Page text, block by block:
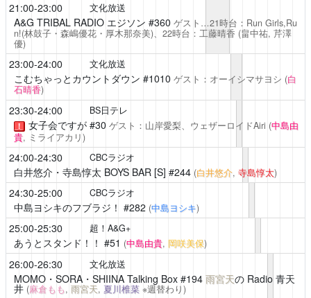
21:00-23:00 文化放送
A&G TRIBAL RADIO エジソン #360 ゲスト…21時台：Run Girls,Ru
n!(林鼓子・森嶋優花・厚木那奈美)、22時台：工藤晴香 (畠中祐, 芹澤
優)
23:00-24:00 文化放送
こむちゃっとカウントダウン #1010 ゲスト：オーイシマサヨシ (白
石晴香)
23:30-24:00 BS日テレ
！ 女子会ですが#30 ゲスト：山岸愛梨、ウェザーロイドAiri (中島由
貴, ミライアカリ)
24:00-24:30 CBCラジオ
白井悠介・寺島惇太 BOYS BAR [S] #244 (白井悠介, 寺島惇太)
24:30-25:00 CBCラジオ
中島ヨシキのフブラジ！ #282 (中島ヨシキ)
25:00-25:30 超！A&G+
あうとスタンド！！ #51 (中島由貴, 岡咲美保)
26:00-26:30 文化放送
MOMO・SORA・SHIINA Talking Box#194 雨宮天の Radio 青天
井 (麻倉もも, 雨宮天, 夏川椎菜※週替わり)